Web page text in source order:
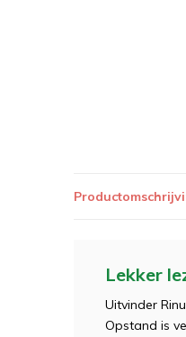
Lekker
Uitvinder
Opstand is